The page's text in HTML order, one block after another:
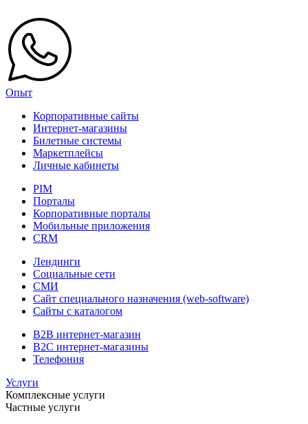
Опыт
Корпоративные сайты
Интернет-магазины
Билетные системы
Маркетплейсы
Личные кабинеты
PIM
Порталы
Корпоративные порталы
Мобильные приложения
CRM
Лендинги
Социальные сети
СМИ
Сайт специального назначения (web-software)
Сайты с каталогом
B2B интернет-магазин
B2C интернет-магазины
Телефония
Услуги
Комплексные услуги
Частные услуги